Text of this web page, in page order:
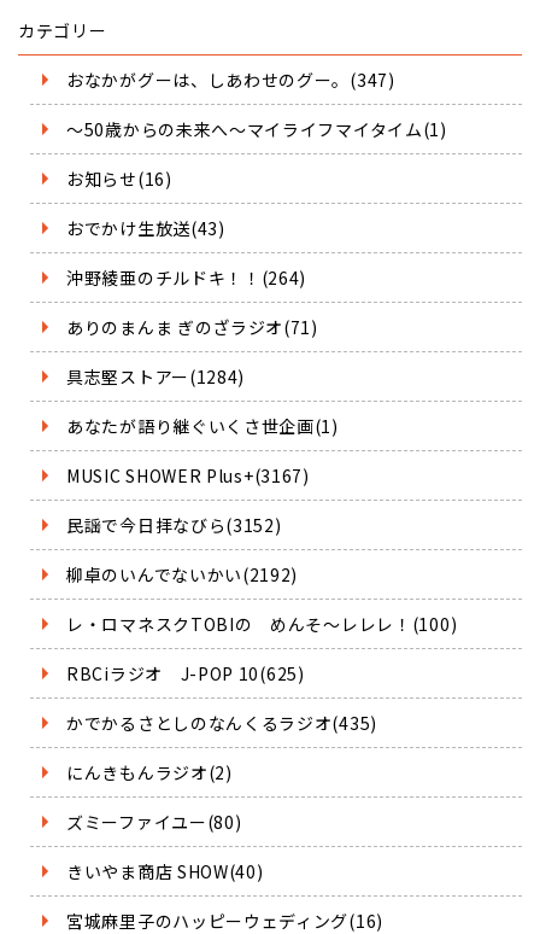
カテゴリー
おなかがグーは、しあわせのグー。(347)
～50歳からの未来へ～マイライフマイタイム(1)
お知らせ(16)
おでかけ生放送(43)
沖野綾亜のチルドキ！！(264)
ありのまんま ぎのざラジオ(71)
具志堅ストアー(1284)
あなたが語り継ぐいくさ世企画(1)
MUSIC SHOWER Plus+(3167)
民謡で今日拝なびら(3152)
柳卓のいんでないかい(2192)
レ・ロマネスクTOBIの めんそ～レレレ！(100)
RBCiラジオ J-POP 10(625)
かでかるさとしのなんくるラジオ(435)
にんきもんラジオ(2)
ズミーファイユー(80)
きいやま商店 SHOW(40)
宮城麻里子のハッピーウェディング(16)